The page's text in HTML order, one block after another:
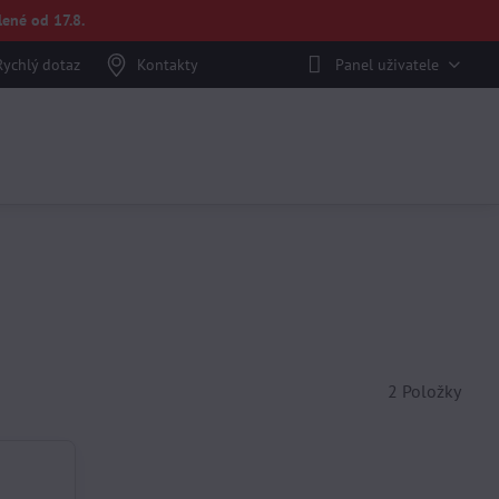
od 17.8.
dotaz Kontakty Panel uživatele
2 Položky